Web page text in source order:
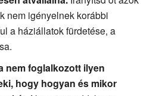
nem igényelnek korábbi
a háziállatok fürdetése, a
nem foglalkozott ilyen
hogy hogyan és mikor